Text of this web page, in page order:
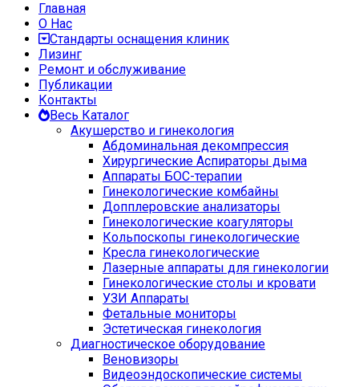
Главная
О Нас
Стандарты оснащения клиник
Лизинг
Ремонт и обслуживание
Публикации
Контакты
Весь Каталог
Акушерство и гинекология
Абдоминальная декомпрессия
Хирургические Аспираторы дыма
Аппараты БОС-терапии
Гинекологические комбайны
Допплеровские анализаторы
Гинекологические коагуляторы
Кольпоскопы гинекологические
Кресла гинекологические
Лазерные аппараты для гинекологии
Гинекологические столы и кровати
УЗИ Аппараты
Фетальные мониторы
Эстетическая гинекология
Диагностическое оборудование
Веновизоры
Видеоэндоскопические системы